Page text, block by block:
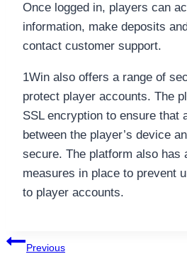
Once logged in, players can
information, make deposits
contact customer support.
1Win also offers a range of
protect player accounts. The
SSL encryption to ensure that
between the player’s device
secure. The platform also has
measures in place to prevent
to player accounts.
แนะแนว
Previous